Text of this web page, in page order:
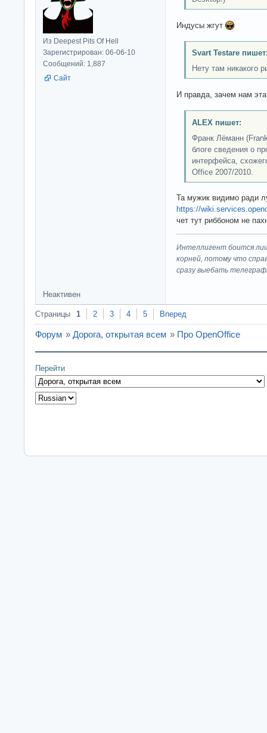
Из Deepest Pits Of Hell
Зарегистрирован: 06-06-10
Сообщений: 1,887
Сайт
Индусы жгут
Svart Testare
Нету там никакого
И правда, зачем нам
ALEX пишет:
Франк Лёманн
блоге сведения о
интерфейса,
Office 2007/2010.
Та мужик видимо ради
https://
чет тут риббоном не
Интеллигент боится
корней, потому что
сразу выeбaть
Неактивен
Страницы 1 2 3 4 5 Вперед
Форум » Дорога, открытая всем » Про OpenOffice
Перейти